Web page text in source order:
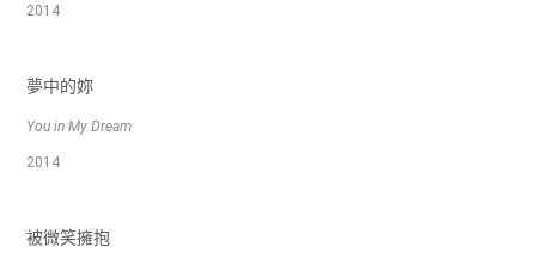
2014
夢中的妳
You in My Dream
2014
被微笑擁抱